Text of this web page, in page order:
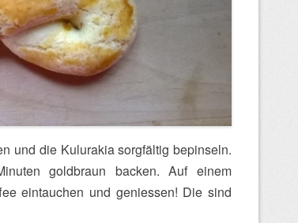
und die Kulurakia sorgfältig bepinseln.
goldbraun backen. Auf einem
eintauchen und geniessen! Die sind